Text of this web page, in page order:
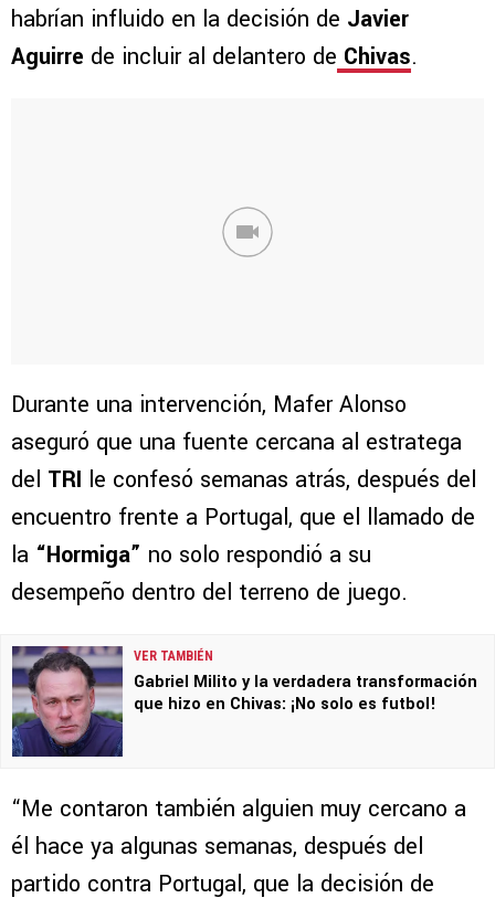
habrían influido en la decisión de Javier
Aguirre de incluir al delantero de Chivas.
Durante una intervención, Mafer Alonso
aseguró que una fuente cercana al estratega
del TRI le confesó semanas atrás, después del
encuentro frente a Portugal, que el llamado de
la “Hormiga” no solo respondió a su
desempeño dentro del terreno de juego.
VER TAMBIÉN
Gabriel Milito y la verdadera transformación
que hizo en Chivas: ¡No solo es futbol!
“Me contaron también alguien muy cercano a
él hace ya algunas semanas, después del
partido contra Portugal, que la decisión de